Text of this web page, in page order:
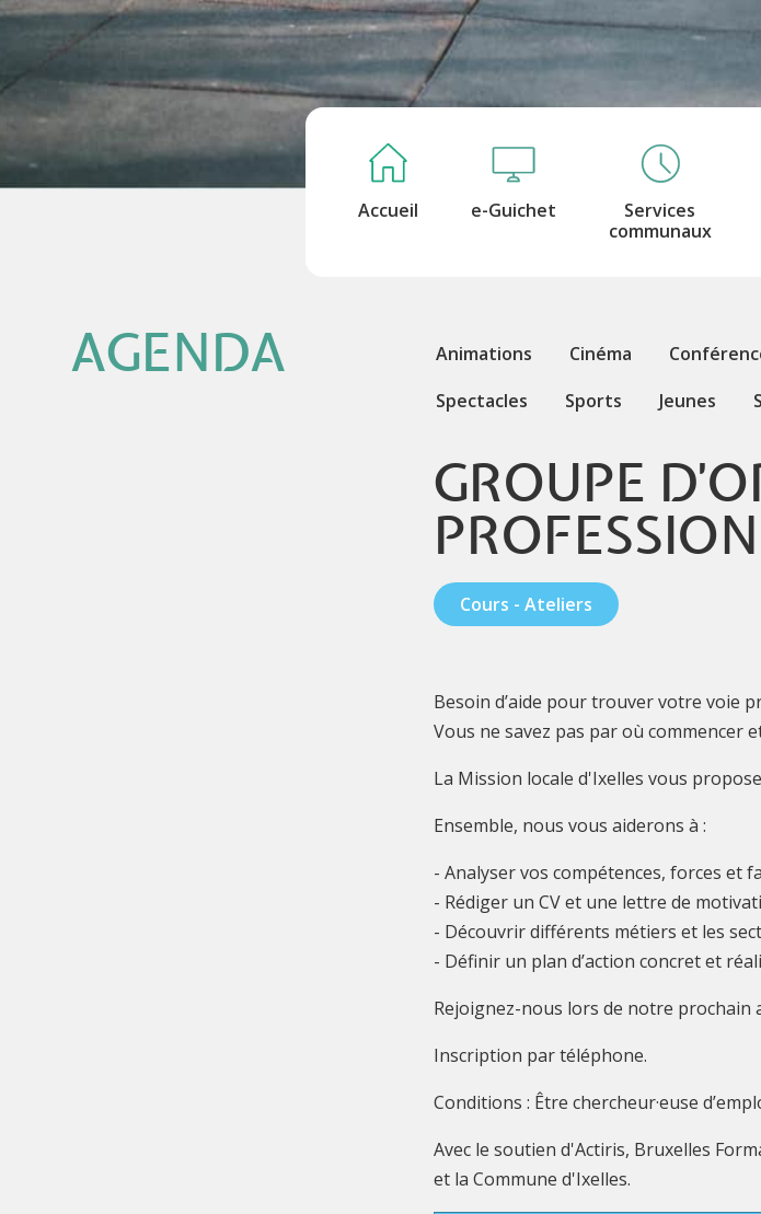
Accueil e-Guichet
Services
communaux
AGENDA Animations Cinéma
Spectacles
Sports Jeunes
GROUPE
Cours - Ateliers
Besoin d’aide pour trouver votre voie
Vous ne savez pas par où commencer
La Mission locale d'Ixelles vous
Ensemble, nous vous aiderons à :
- Analyser vos compétences, forces et
- Rédiger un CV et une lettre de
- Découvrir différents métiers et les
- Définir un plan d’action concret et
Rejoignez-nous lors de notre
Inscription par téléphone.
Conditions : Être chercheur·euse
Avec le soutien d'Actiris, Bruxelles
et la Commune d'Ixelles.